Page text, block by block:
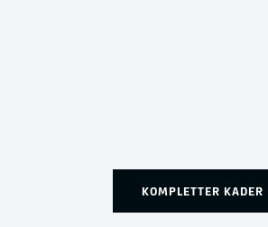
KOMPLETTER KADER